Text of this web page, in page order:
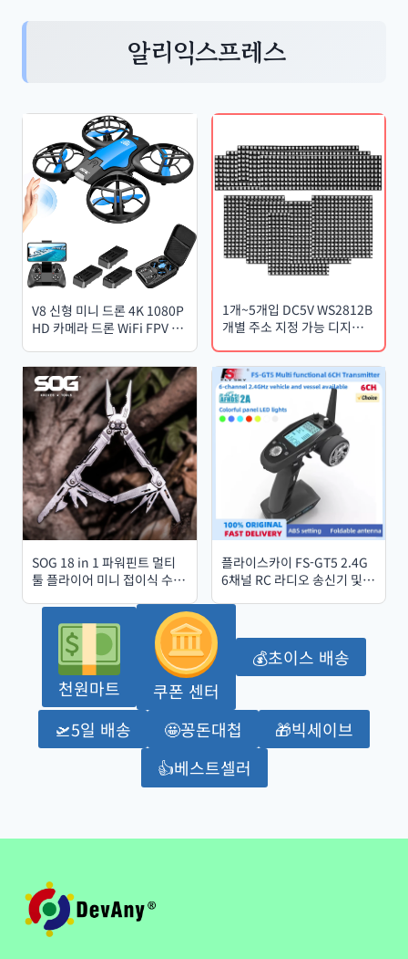
알리익스프레스
V8 신형 미니 드론 4K 1080P
HD 카메라 드론 WiFi FPV 기
RC 드론 장난감 선물
1개~5개입 DC5V WS2812B
개별 주소 지정 가능 디지털
듈, 64/256픽셀
SOG 18 in 1 파워핀트 멀티
툴 플라이어 미니 접이식 수공
핑 장비 PP1001/1002-CP
플라이스카이 FS-GT5 2.4G
6채널 RC 라디오 송신기 및
천원마트 쿠폰 센터
💰초이스 배송
🛫5일 배송 🤩꽁돈대첩
🎁빅세이브
👍베스트셀러